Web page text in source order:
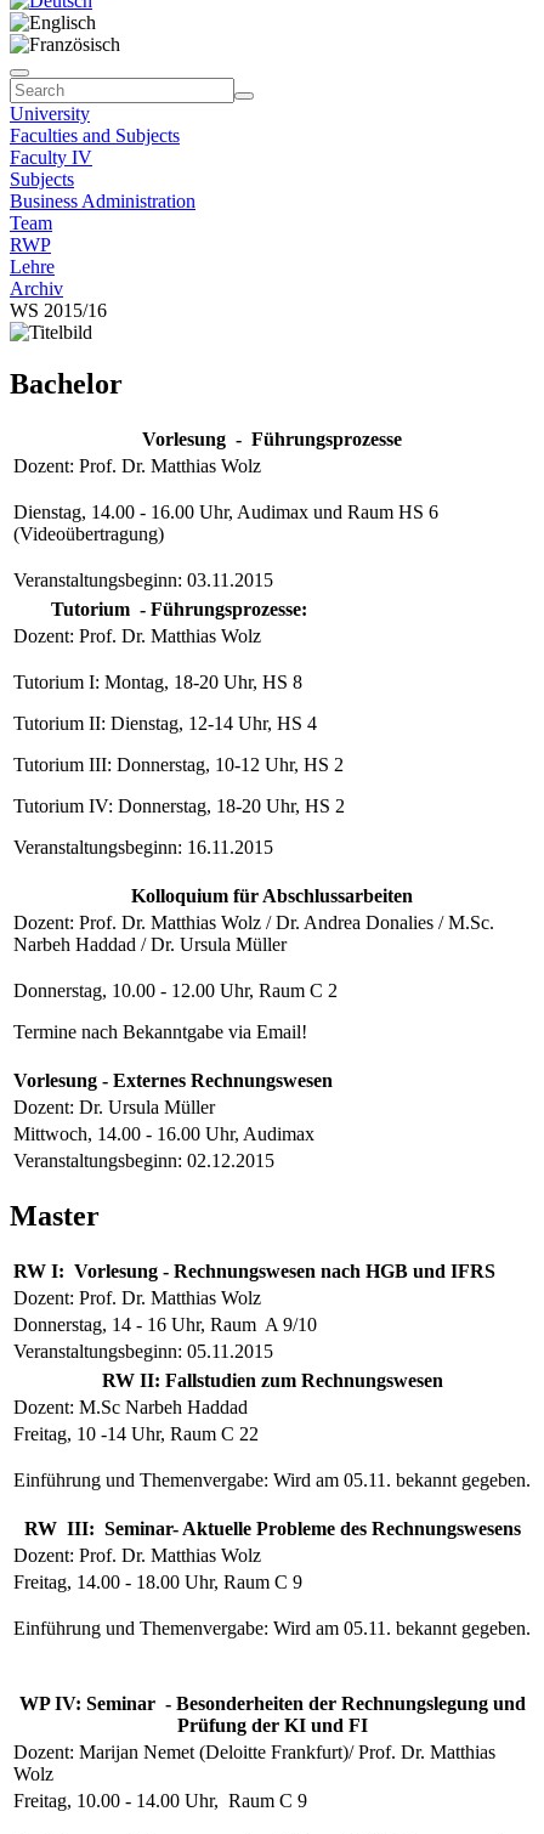
University
Faculties and Subjects
Faculty IV
Subjects
Business Administration
Team
RWP
Lehre
Archiv
WS 2015/16
Bachelor
Vorlesung - Führungsprozesse
Dozent: Prof. Dr. Matthias Wolz
Dienstag, 14.00 - 16.00 Uhr, Audimax und Raum HS 6
(Videoübertragung)
Veranstaltungsbeginn: 03.11.2015
Tutorium - Führungsprozesse:
Dozent: Prof. Dr. Matthias Wolz
Tutorium I: Montag, 18-20 Uhr, HS 8
Tutorium II: Dienstag, 12-14 Uhr, HS 4
Tutorium III: Donnerstag, 10-12 Uhr, HS 2
Tutorium IV: Donnerstag, 18-20 Uhr, HS 2
Veranstaltungsbeginn: 16.11.2015
Kolloquium für Abschlussarbeiten
Dozent: Prof. Dr. Matthias Wolz / Dr. Andrea Donalies / M.Sc.
Narbeh Haddad / Dr. Ursula Müller
Donnerstag, 10.00 - 12.00 Uhr, Raum C 2
Termine nach Bekanntgabe via Email!
Vorlesung - Externes Rechnungswesen
Dozent: Dr. Ursula Müller
Mittwoch, 14.00 - 16.00 Uhr, Audimax
Veranstaltungsbeginn: 02.12.2015
Master
RW I: Vorlesung - Rechnungswesen nach HGB und IFRS
Dozent: Prof. Dr. Matthias Wolz
Donnerstag, 14 - 16 Uhr, Raum A 9/10
Veranstaltungsbeginn: 05.11.2015
RW II: Fallstudien zum Rechnungswesen
Dozent: M.Sc Narbeh Haddad
Freitag, 10 -14 Uhr, Raum C 22
Einführung und Themenvergabe: Wird am 05.11. bekannt gegeben.
RW III: Seminar- Aktuelle Probleme des Rechnungswesens
Dozent: Prof. Dr. Matthias Wolz
Freitag, 14.00 - 18.00 Uhr, Raum C 9
Einführung und Themenvergabe: Wird am 05.11. bekannt gegeben.
WP IV: Seminar - Besonderheiten der Rechnungslegung und
Prüfung der KI und FI
Dozent: Marijan Nemet (Deloitte Frankfurt)/ Prof. Dr. Matthias
Wolz
Freitag, 10.00 - 14.00 Uhr, Raum C 9